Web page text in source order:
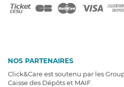
NOS PARTENAIRES
Click&Care est soutenu par les
Caisse des Dépôts et MAIF.